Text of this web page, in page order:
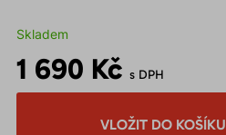
Skladem
1 690 Kč s DPH
VLOŽIT DO KOŠÍKU